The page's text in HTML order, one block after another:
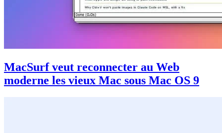
MacSurf veut reconnecter au Web
moderne les vieux Mac sous Mac OS 9